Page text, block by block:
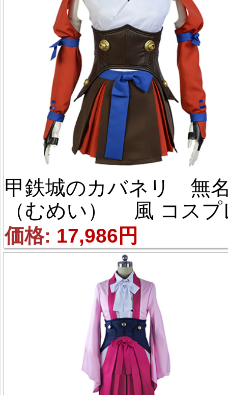
甲鉄城のカバネリ 無
（むめい） 風 コスプ
衣装
価格: 17,986円